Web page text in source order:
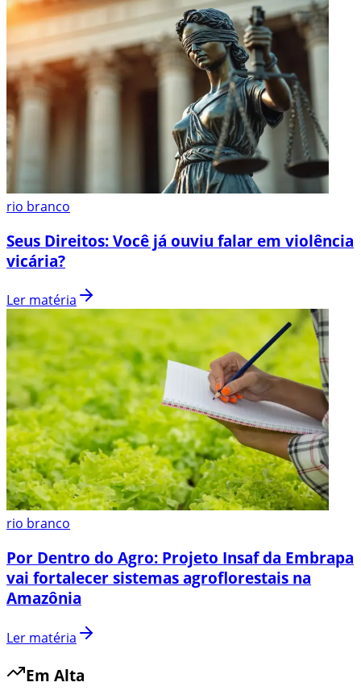
rio branco
Seus Direitos: Você já ouviu falar em violência
vicária?
Ler matéria
rio branco
Por Dentro do Agro: Projeto Insaf da Embrapa
vai fortalecer sistemas agroflorestais na
Amazônia
Ler matéria
Em Alta